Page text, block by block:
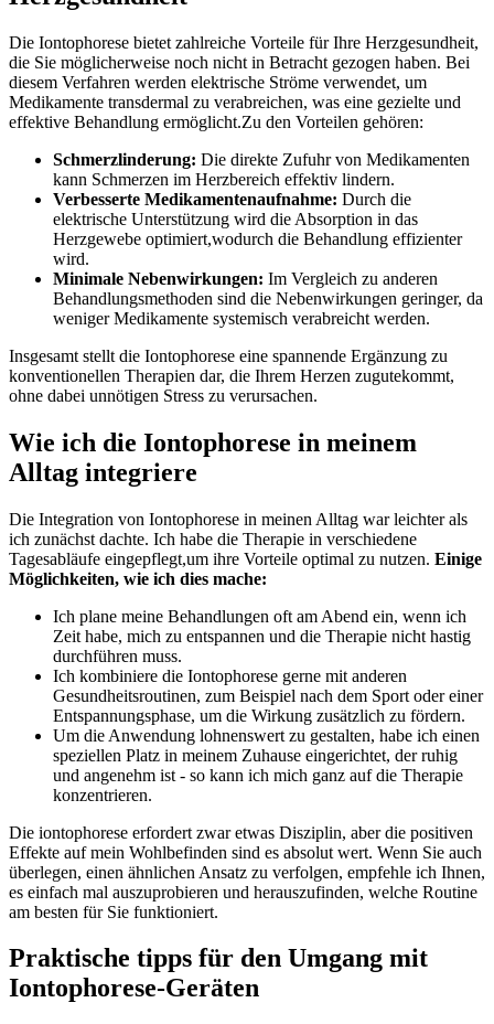
Die Iontophorese bietet zahlreiche Vorteile für Ihre Herzgesundheit,
die Sie‍ möglicherweise⁤ noch nicht in Betracht​ gezogen haben. Bei
diesem Verfahren werden elektrische Ströme verwendet, um
Medikamente transdermal zu verabreichen, was eine gezielte und
effektive ⁤Behandlung ermöglicht.Zu den Vorteilen gehören:
Schmerzlinderung: Die direkte Zufuhr‍ von Medikamenten
kann Schmerzen im Herzbereich effektiv lindern.
Verbesserte Medikamentenaufnahme: Durch die
‍elektrische Unterstützung wird die Absorption in das
Herzgewebe optimiert,wodurch die Behandlung effizienter
wird.
Minimale Nebenwirkungen: Im Vergleich zu anderen
Behandlungsmethoden sind die Nebenwirkungen geringer, da
weniger Medikamente systemisch verabreicht werden.
Insgesamt stellt die Iontophorese eine spannende Ergänzung zu
konventionellen‌ Therapien⁤ dar, die Ihrem Herzen zugutekommt,
ohne‌ dabei unnötigen Stress zu verursachen.
Wie ich die Iontophorese in meinem
Alltag integriere
Die Integration von ⁢Iontophorese in meinen Alltag war leichter als
ich zunächst dachte. Ich habe die Therapie in verschiedene
Tagesabläufe eingepflegt,um ihre ​Vorteile optimal⁢ zu nutzen. Einige
Möglichkeiten, wie ich dies mache:
Ich plane meine Behandlungen oft am Abend ein, wenn ich
Zeit‌ habe, mich zu⁣ entspannen und die Therapie nicht hastig
durchführen muss.
Ich kombiniere die Iontophorese gerne mit anderen
Gesundheitsroutinen, zum Beispiel nach dem Sport oder einer
⁣Entspannungsphase, um ‍die Wirkung zusätzlich zu fördern.
Um die Anwendung lohnenswert zu ⁢gestalten,​ habe ich einen
speziellen Platz in meinem Zuhause eingerichtet,‌ der ruhig
und angenehm ist -⁣ so kann ich mich ganz auf die Therapie
konzentrieren.
Die iontophorese erfordert zwar ‍etwas Disziplin, aber die positiven
Effekte auf mein Wohlbefinden sind es absolut wert. Wenn Sie auch
überlegen, einen ähnlichen Ansatz zu verfolgen,‍ empfehle ich Ihnen,⁣
es einfach mal auszuprobieren und‍ herauszufinden, welche Routine
am besten für Sie funktioniert.
Praktische tipps für den Umgang ‍mit
Iontophorese-Geräten